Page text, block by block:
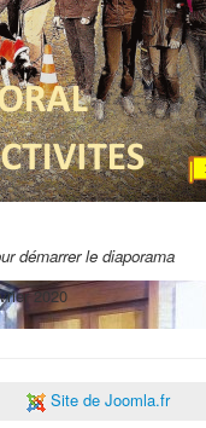
démarrer le diaporama
2020
Site de Joomla.fr